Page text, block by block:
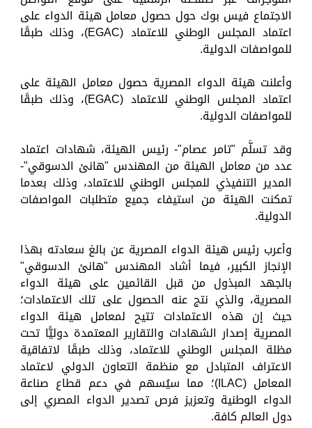
الاجتماع فيس بوك حول حصول معامل هيئة الدواء على
اعتماد المجلس الوطني للاعتماد (EGAC)، وذلك طبقًا
للمواصفات الدولية.
وأعلنت هيئة الدواء المصرية حصول معامل الهيئة على
اعتماد المجلس الوطني للاعتماد (EGAC)، وذلك طبقًا
للمواصفات الدولية.
وقد تسلَّم "تامر عصام"- رئيس الهيئة، شهادات اعتماد
عدد من معامل الهيئة من المهندس "هانئ الدسوقي"-
المدير التنفيذي للمجلس الوطني للاعتماد، وذلك بعدما
تمكنت الهيئة من استيفاء جميع متطلبات المواصفات
الدولية.
وأعرب رئيس هيئة الدواء المصرية عن بالغ سعادته بهذا
الإنجاز الكبير، فيما أشاد المهندس "هانئ الدسوقي"
بالجهد المبذول من قبل القائمين على هيئة الدواء
المصرية، والذي نتج عنه الحصول على تلك الاعتمادات؛
حيث إن هذه الاعتمادات تتيح لمعامل هيئة الدواء
المصرية إصدار الشهادات والتقارير المعتمدة دوليًّا تحت
مظلة المجلس الوطني للاعتماد، وذلك طبقًا لاتفاقية
الاعتراف المتبادل مع منظمة التعاون الدولي لاعتماد
المعامل (ILAC)؛ مما سيُسهم في دعم قطاع صناعة
الدواء الوطنية وتعزيز فرص تصدير الدواء المصري إلى
دول العالم كافة.